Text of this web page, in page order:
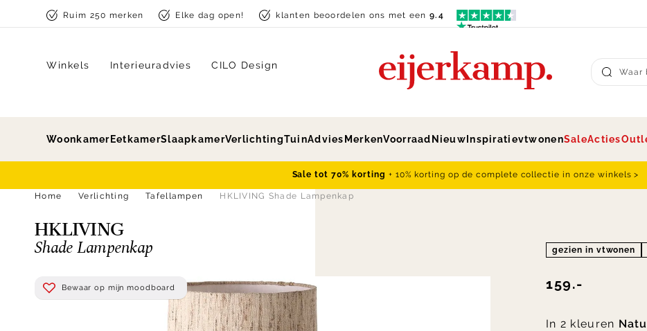
Skip to contentRuim 250 merken Elke dag open! klanten beoordelen ons met een9.4
Submit
Winkels Interieuradvies CILO Design
Woonkamer EetkamerSlaapkamerVerlichtingTuinAdvies MerkenVoorraad Nieuw InspiratievtwonenSaleActies
Sale tot 70% korting + 10% korting op de complete collectie in onze winkels >
Home
Verlichting Tafellampen HKLIVING Shade Lampenkap
HKLIVING
Shade Lampenkap
Bewaar op mijn moodboard
gezien in vtwonen
159.-
In 2 kleuren